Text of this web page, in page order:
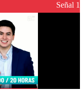
garantizar un
Señal 1